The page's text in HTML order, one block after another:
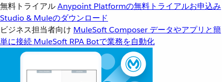
無料トライアルAnypoint Platformの無料トライアルお申込み
Studio & Muleのダウンロード
ビジネス担当者向け MuleSoft Composer データやアプリと簡
単に接続 MuleSoft RPA Botで業務を自動化